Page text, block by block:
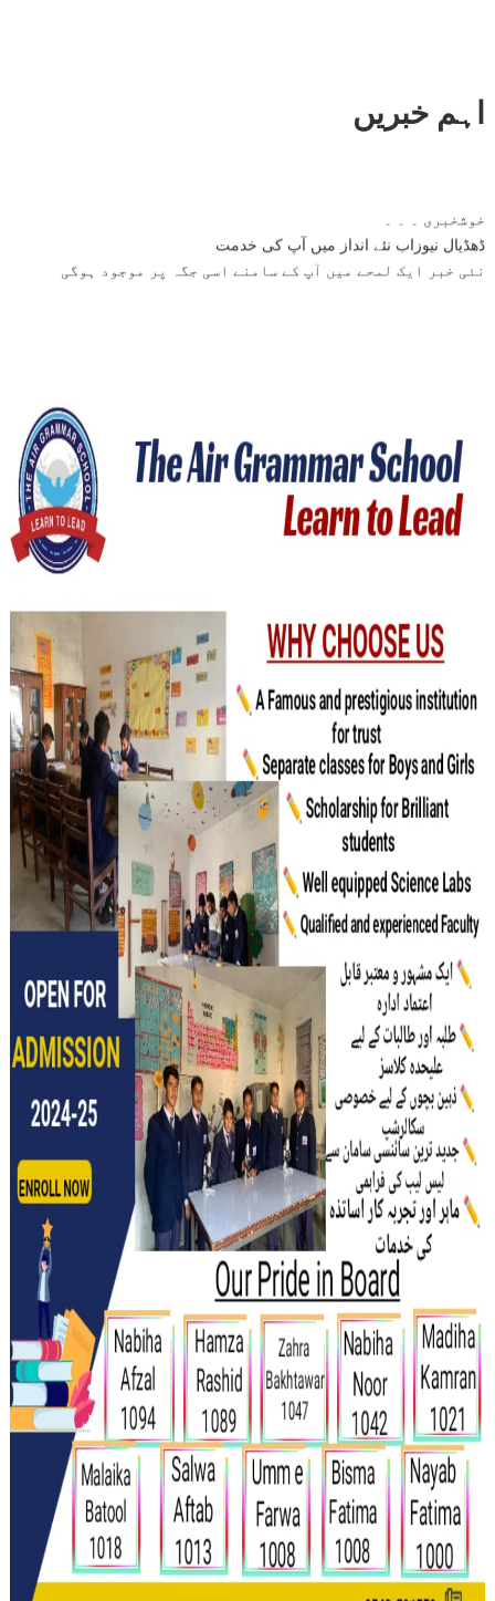
اہم خبریں
ڈھڈیال نیوزاب نئے انداز میں آپ کی خدمت
نئی خبر ایک لمحے میں آپ کے سامنے اسی جگہ پر موجود ہوگی